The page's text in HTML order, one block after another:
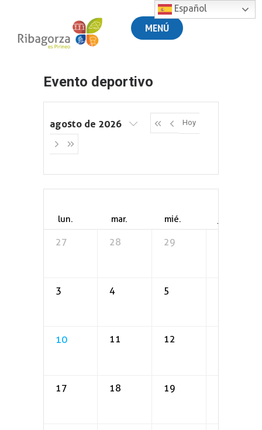
MENÚ
Evento deportivo
agosto de 2026 Hoy
lun. mar. mié.
27 28 29
3 4 5
10 11 12
17 18 19
Español